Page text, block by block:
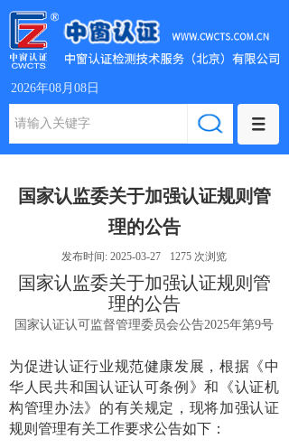
2026年08月08日
国家认监委关于加强认证规则管
理的公告
发布时间: 2025-03-27 1275 次浏览
国家认监委关于加强认证规则管
理的公告
国家认证认可监督管理委员会公告2025年第9号
为促进认证行业规范健康发展，根据《中
华人民共和国认证认可条例》和《认证机
构管理办法》的有关规定，现将加强认证
规则管理有关工作要求公告如下：